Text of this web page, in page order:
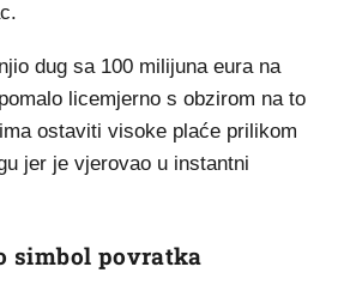
dug sa 100 milijuna eura na
licemjerno s obzirom na to
ostaviti visoke plaće prilikom
jer je vjerovao u instantni
simbol povratka